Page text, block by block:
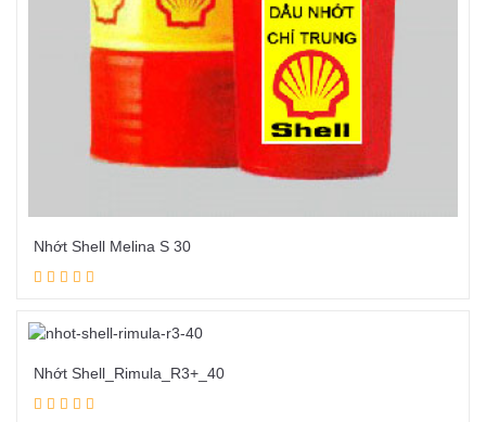
Nhớt Shell Melina S 30
Nhớt Shell_Rimula_R3+_40